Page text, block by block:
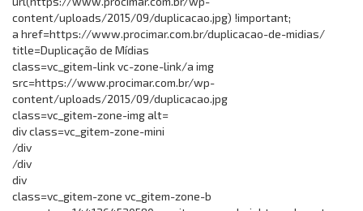
content/uploads/2015/09/duplicacao.jpg) !important;
a href=https://www.procimar.com.br/duplicacao-de-midias/
title=Duplicação de Mídias
class=vc_gitem-link vc-zone-link/a img
src=https://www.procimar.com.br/wp-
content/uploads/2015/09/duplicacao.jpg
class=vc_gitem-zone-img alt=
div class=vc_gitem-zone-mini
/div
/div
div
class=vc_gitem-zone vc_gitem-zone-b